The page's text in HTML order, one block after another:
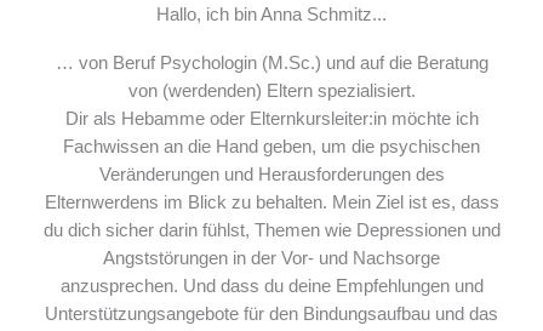
Hallo, ich bin Anna Schmitz...
… von Beruf Psychologin (M.Sc.) und auf die Beratung
von (werdenden) Eltern spezialisiert.
Dir als Hebamme oder Elternkursleiter:in möchte ich
Fachwissen an die Hand geben, um die psychischen
Veränderungen und Herausforderungen des
Elternwerdens im Blick zu behalten. Mein Ziel ist es, dass
du dich sicher darin fühlst, Themen wie Depressionen und
Angststörungen in der Vor- und Nachsorge
anzusprechen. Und dass du deine Empfehlungen und
Unterstützungsangebote für den Bindungsaufbau und das